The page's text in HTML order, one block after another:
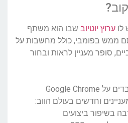
ערוץ יוטיוב שבו הוא משתף
ממש בפומבי, כולל מחשבות על
סופר מעניין לראות ובחור
ובטוויטר, שני חבר'ה שעובדים על Google Chrome
וחדשים בעולם הווב:
בשיפור ביצועים